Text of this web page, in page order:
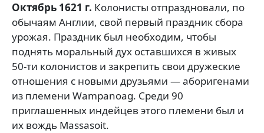
Октябрь 1621 г. Колонисты отпраздновали, по
обычаям Англии, свой первый праздник сбора
урожая. Праздник был необходим, чтобы
поднять моральный дух оставшихся в живых
50-ти колонистов и закрепить свои дружеские
отношения с новыми друзьями — аборигенами
из племени Wampanoag. Среди 90
приглашенных индейцев этого племени был и
их вождь Massasoit.